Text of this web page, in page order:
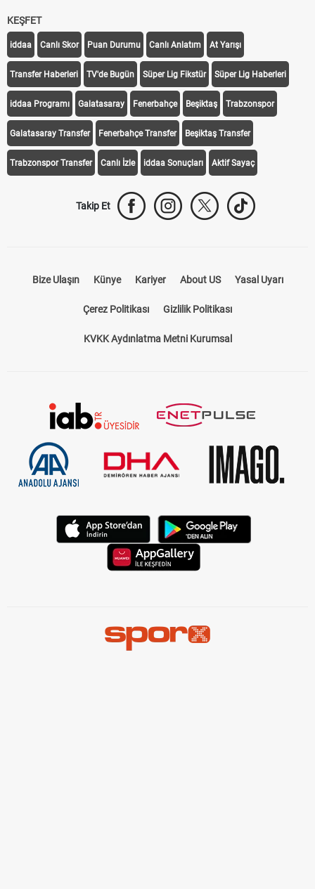
KEŞFET
iddaa Canlı Skor Puan Durumu Canlı Anlatım At Yarışı
Transfer Haberleri TV'de Bugün Süper Lig Fikstür Süper Lig Haberleri
iddaa Programı Galatasaray Fenerbahçe Beşiktaş Trabzonspor
Galatasaray Transfer Fenerbahçe Transfer Beşiktaş Transfer
Trabzonspor Transfer Canlı İzle iddaa Sonuçları Aktif Sayaç
Takip Et
Bize Ulaşın Künye Kariyer About US Yasal Uyarı
Çerez Politikası Gizlilik Politikası
KVKK Aydınlatma Metni Kurumsal